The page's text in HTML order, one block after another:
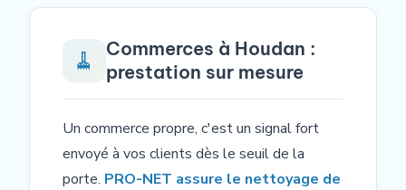
🧹
Commerces à Houdan :
prestation sur mesure
Un commerce propre, c'est un signal fort
envoyé à vos clients dès le seuil de la
porte. PRO-NET assure le nettoyage de